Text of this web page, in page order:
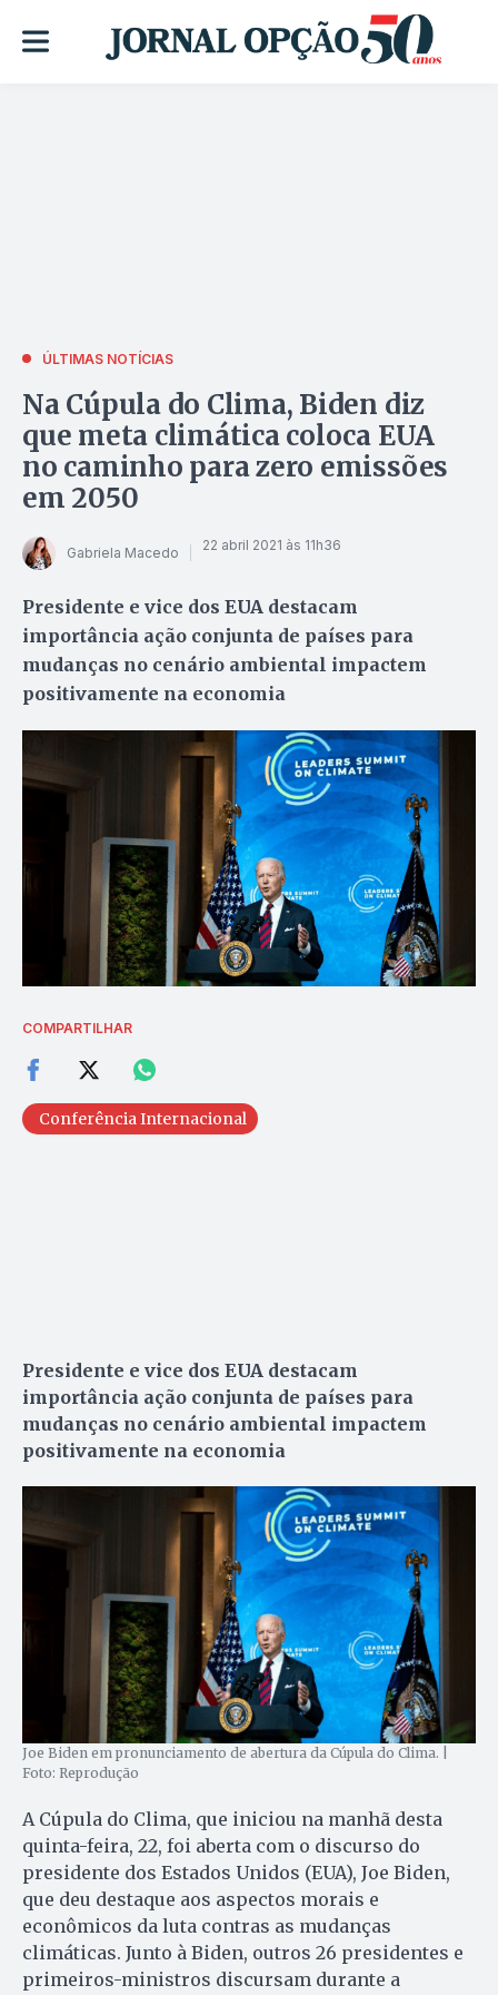
ÚLTIMAS NOTÍCIAS
Na Cúpula do Clima, Biden diz
que meta climática coloca EUA
no caminho para zero emissões
em 2050
Gabriela Macedo 22 abril 2021 às 11h36
Presidente e vice dos EUA destacam
importância ação conjunta de países para
mudanças no cenário ambiental impactem
positivamente na economia
COMPARTILHAR
Conferência Internacional
Presidente e vice dos EUA destacam
importância ação conjunta de países para
mudanças no cenário ambiental impactem
positivamente na economia
Joe Biden em pronunciamento de abertura da Cúpula do Clima. |
Foto: Reprodução
A Cúpula do Clima, que iniciou na manhã desta
quinta-feira, 22, foi aberta com o discurso do
presidente dos Estados Unidos (EUA), Joe Biden,
que deu destaque aos aspectos morais e
econômicos da luta contras as mudanças
climáticas. Junto à Biden, outros 26 presidentes e
primeiros-ministros discursam durante a